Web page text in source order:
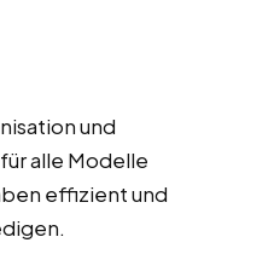
und
alle Modelle
effizient und